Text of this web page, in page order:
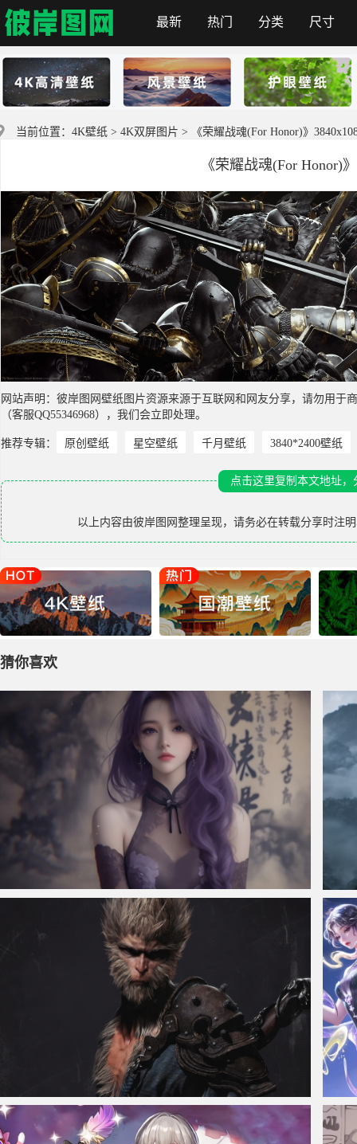
彼岸图网
最新 热门 分类 尺寸
当前位置： 4K壁纸 > 4K双屏图片 > 《荣耀战魂(For Honor)》
《荣耀战魂(For Honor)
网站声明：彼岸图网壁纸图片资源来源于互联网和网友分享，请勿用
（客服QQ55346968），我们会立即处理。
推荐专辑： 原创壁纸 星空壁纸 千月壁纸 3840*2400壁纸
点击这里复制本文地址
以上内容由彼岸图网 整理呈现，请务必在转载分享时注
猜你喜欢
仙侠凌仙 紫色长卷发美女 古风古典 4K壁纸 黑神
黑神话悟空黑色背景3840x1080双屏壁纸 杨玉